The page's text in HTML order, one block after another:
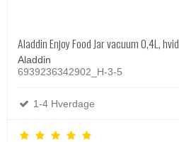
Aladdin Enjoy Food Jar vacuum 0,4L, hvid
Aladdin
6939236342902_H-3-5
1-4 Hverdage